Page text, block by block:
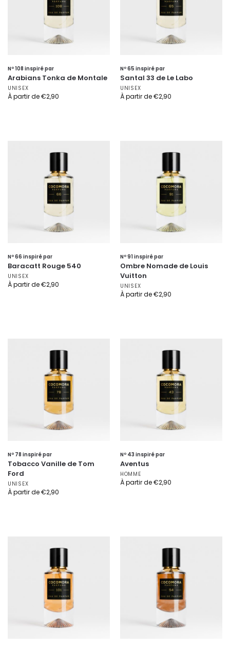
Nº 108 inspiré par
Arabians Tonka de Montale
UNISEX
À partir de€2,90
Nº 65 inspiré par
Santal 33 de Le Labo
UNISEX
À partir de€2,90
Nº 66 inspiré par
Baracatt Rouge 540
UNISEX
À partir de€2,90
Nº 91 inspiré par
Ombre Nomade de Louis
Vuitton
UNISEX
À partir de€2,90
Nº 78 inspiré par
Tobacco Vanille de Tom
Ford
UNISEX
À partir de€2,90
Nº 43 inspiré par
Aventus
HOMME
À partir de€2,90